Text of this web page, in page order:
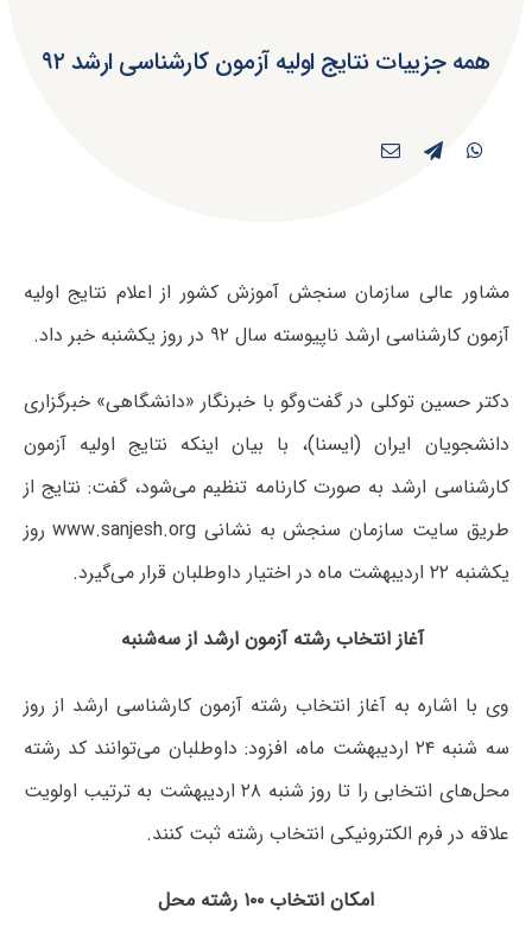
همه جزییات نتایج اولیه آزمون کارشناسی ارشد ۹۲
مشاور عالی سازمان سنجش آموزش کشور از اعلام نتایج اولیه
آزمون کارشناسی ارشد ناپیوسته سال ۹۲ در روز یکشنبه خبر داد.
دکتر حسین توکلی در گفت‌وگو با خبرنگار «دانشگاهی» خبرگزاری
دانشجویان ایران (ایسنا)، با بیان اینکه نتایج اولیه آزمون
کارشناسی ارشد به صورت کارنامه تنظیم می‌شود، گفت:‌ نتایج از
طریق سایت سازمان سنجش به نشانی www.sanjesh.org روز
یکشنبه ۲۲ اردیبهشت ماه در اختیار داوطلبان قرار می‌گیرد.
آغاز انتخاب رشته آزمون ارشد از سه‌شنبه
وی با اشاره به آغاز انتخاب رشته آزمون کارشناسی ارشد از روز
سه شنبه ۲۴ اردیبهشت ماه، افزود: داوطلبان می‌توانند کد رشته
محل‌های انتخابی را تا روز شنبه ۲۸ اردیبهشت به ترتیب اولویت
علاقه در فرم الکترونیکی انتخاب رشته ثبت کنند.
امکان انتخاب ۱۰۰ رشته محل